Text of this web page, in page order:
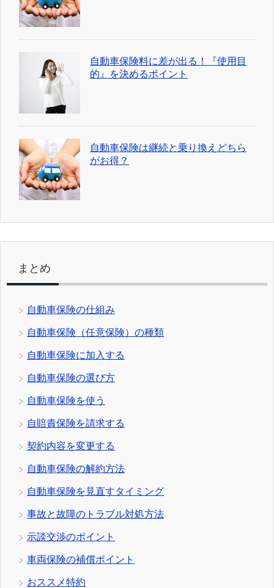
自動車保険料に差が出る！『使用目
的』を決めるポイント
自動車保険は継続と乗り換えどちら
がお得？
まとめ
自動車保険の仕組み
自動車保険（任意保険）の種類
自動車保険に加入する
自動車保険の選び方
自動車保険を使う
自賠責保険を請求する
契約内容を変更する
自動車保険の解約方法
自動車保険を見直すタイミング
事故と故障のトラブル対処方法
示談交渉のポイント
車両保険の補償ポイント
おススメ特約